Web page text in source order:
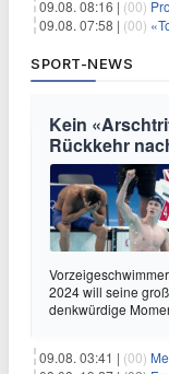
09.08. 08:16 | (00)
09.08. 07:58 | (00)
SPORT-NEWS
Kein
Rückkehr
2024 will seine
denkwürdige
09.08. 03:41 | (00)